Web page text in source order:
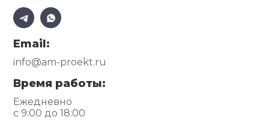
Email:
info@am-proekt.ru
Время работы:
Ежедневно
с 9:00 до 18:00